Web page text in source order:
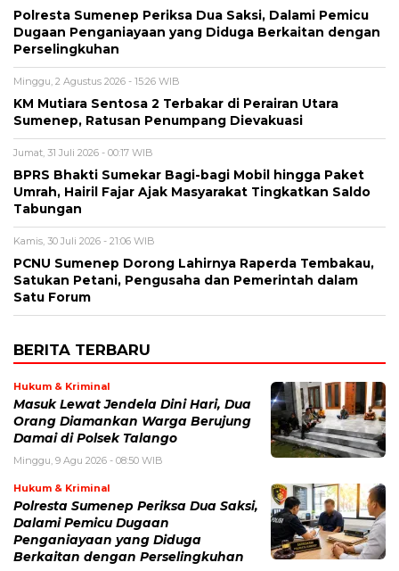
Polresta Sumenep Periksa Dua Saksi, Dalami Pemicu
Dugaan Penganiayaan yang Diduga Berkaitan dengan
Perselingkuhan
Minggu, 2 Agustus 2026 - 15:26 WIB
KM Mutiara Sentosa 2 Terbakar di Perairan Utara
Sumenep, Ratusan Penumpang Dievakuasi
Jumat, 31 Juli 2026 - 00:17 WIB
BPRS Bhakti Sumekar Bagi-bagi Mobil hingga Paket
Umrah, Hairil Fajar Ajak Masyarakat Tingkatkan Saldo
Tabungan
Kamis, 30 Juli 2026 - 21:06 WIB
PCNU Sumenep Dorong Lahirnya Raperda Tembakau,
Satukan Petani, Pengusaha dan Pemerintah dalam
Satu Forum
BERITA TERBARU
Hukum & Kriminal
Masuk Lewat Jendela Dini Hari, Dua
Orang Diamankan Warga Berujung
Damai di Polsek Talango
Minggu, 9 Agu 2026 - 08:50 WIB
Hukum & Kriminal
Polresta Sumenep Periksa Dua Saksi,
Dalami Pemicu Dugaan
Penganiayaan yang Diduga
Berkaitan dengan Perselingkuhan